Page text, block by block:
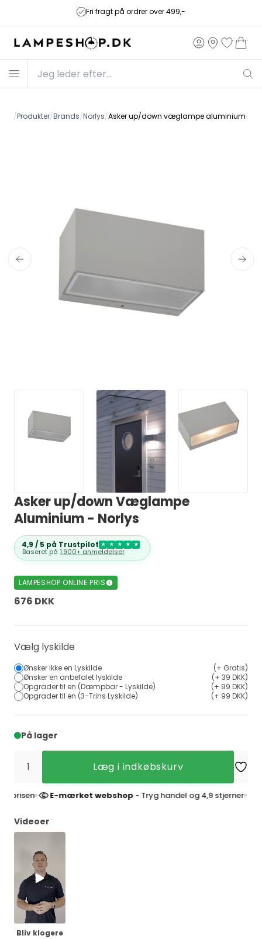
Fri fragt på ordrer over 499,-
/Produkter/Brands/Norlys/Asker up/down væglampe aluminium -
Asker up/down Væglampe
Aluminium - Norlys
4,9 / 5 på Trustpilot ★ ★ ★ ★ ★
Baseret på 1.900+ anmeldelser
LAMPESHOP ONLINE PRIS
676 DKK
Vælg lyskilde
Ønsker ikke en Lyskilde
(+ Gratis)
Ønsker en anbefalet lyskilde
(+ 39 DKK)
Opgrader til en (Dæmpbar - Lyskilde)
(+ 99 DKK)
Opgrader til en (3-Trins Lyskilde)
(+ 99 DKK)
På lager
Læg i indkøbskurv
E-mærket webshop- Tryg handel og 4,9 stjerner
Videoer
Bliv klogere